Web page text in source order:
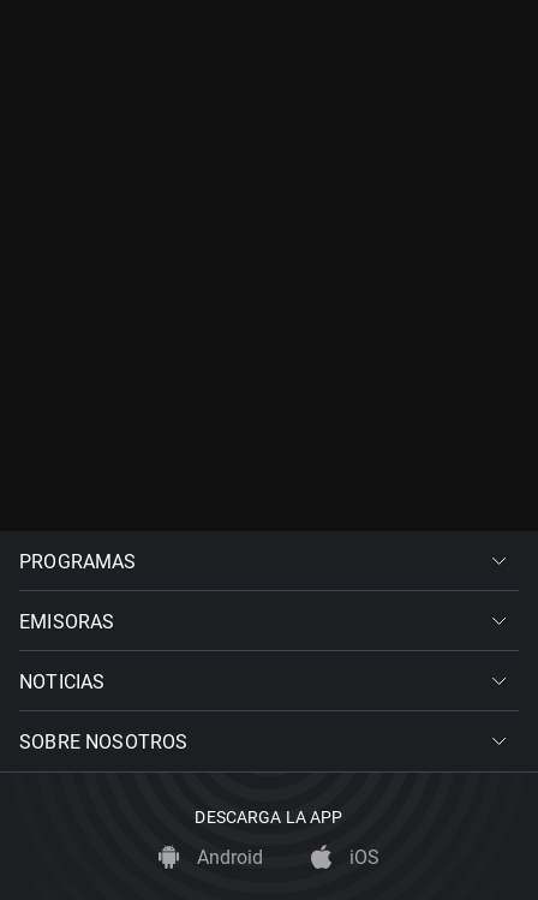
PROGRAMAS
EMISORAS
NOTICIAS
SOBRE NOSOTROS
DESCARGA LA APP
Android iOS